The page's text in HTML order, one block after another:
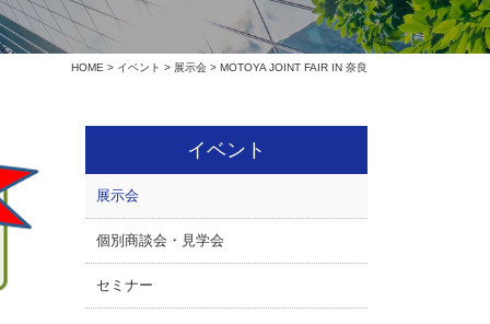
HOME > イベント > 展示会 > MOTOYA JOINT FAIR IN 奈良
イベント
展示会
個別商談会・見学会
セミナー